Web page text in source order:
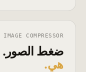
IMAGE COMPRESSOR
ضغط الصور.
هي.